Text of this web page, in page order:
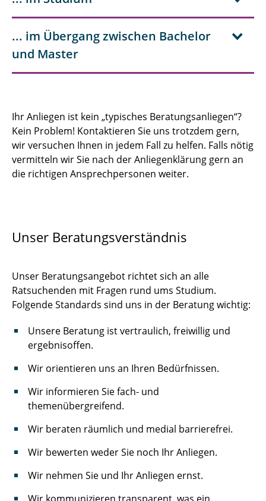
... im Übergang zwischen Bachelor
und Master
Ihr Anliegen ist kein „typisches Beratungsanliegen“?
Kein Problem! Kontaktieren Sie uns trotzdem gern,
wir versuchen Ihnen in jedem Fall zu helfen. Falls nötig
vermitteln wir Sie nach der Anliegenklärung gern an
die richtigen Ansprechpersonen weiter.
Unser Beratungsverständnis
Unser Beratungsangebot richtet sich an alle
Ratsuchenden mit Fragen rund ums Studium.
Folgende Standards sind uns in der Beratung wichtig:
Unsere Beratung ist vertraulich, freiwillig und
ergebnisoffen.
Wir orientieren uns an Ihren Bedürfnissen.
Wir informieren Sie fach- und
themenübergreifend.
Wir beraten räumlich und medial barrierefrei.
Wir bewerten weder Sie noch Ihr Anliegen.
Wir nehmen Sie und Ihr Anliegen ernst.